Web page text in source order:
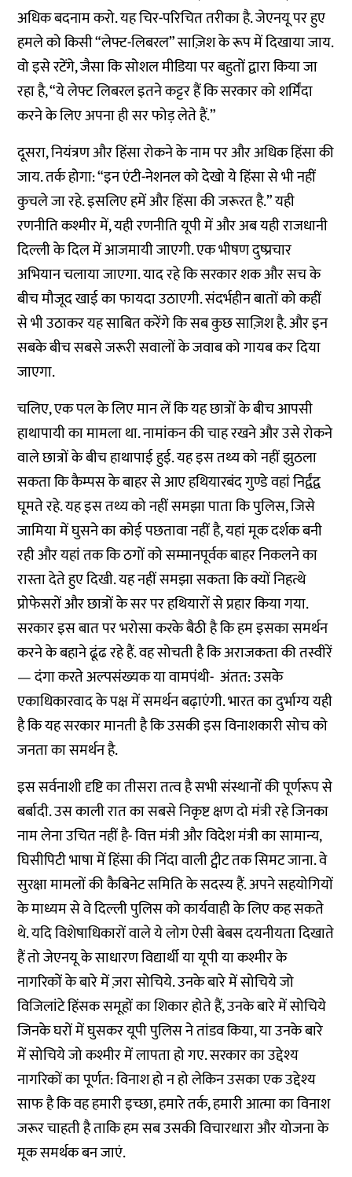
अधिक बदनाम करो. यह चिर-परिचित तरीका है. जेएनयू पर हुए
हमले को किसी “लेफ्ट-लिबरल” साज़िश के रूप में दिखाया जाय.
वो इसे रटेंगे, जैसा कि सोशल मीडिया पर बहुतों द्वारा किया जा
रहा है, “ये लेफ्ट लिबरल इतने कट्टर हैं कि सरकार को शर्मिंदा
करने के लिए अपना ही सर फोड़ लेते हैं.”
दूसरा, नियंत्रण और हिंसा रोकने के नाम पर और अधिक हिंसा की
जाय. तर्क होगा: “इन एंटी-नेशनल को देखो ये हिंसा से भी नहीं
कुचले जा रहे. इसलिए हमें और हिंसा की जरूरत है.” यही
रणनीति कश्मीर में, यही रणनीति यूपी में और अब यही राजधानी
दिल्ली के दिल में आजमायी जाएगी. एक भीषण दुष्प्रचार
अभियान चलाया जाएगा. याद रहे कि सरकार शक और सच के
बीच मौजूद खाई का फायदा उठाएगी. संदर्भहीन बातों को कहीं
से भी उठाकर यह साबित करेंगे कि सब कुछ साज़िश है. और इन
सबके बीच सबसे जरूरी सवालों के जवाब को गायब कर दिया
जाएगा.
चलिए, एक पल के लिए मान लें कि यह छात्रों के बीच आपसी
हाथापायी का मामला था. नामांकन की चाह रखने और उसे रोकने
वाले छात्रों के बीच हाथापाई हुई. यह इस तथ्य को नहीं झुठला
सकता कि कैम्पस के बाहर से आए हथियारबंद गुण्डे वहां निर्द्वंद्व
घूमते रहे. यह इस तथ्य को नहीं समझा पाता कि पुलिस, जिसे
जामिया में घुसने का कोई पछतावा नहीं है, यहां मूक दर्शक बनी
रही और यहां तक कि ठगों को सम्मानपूर्वक बाहर निकलने का
रास्ता देते हुए दिखी. यह नहीं समझा सकता कि क्यों निहत्थे
प्रोफेसरों और छात्रों के सर पर हथियारों से प्रहार किया गया.
सरकार इस बात पर भरोसा करके बैठी है कि हम इसका समर्थन
करने के बहाने ढूंढ रहे हैं. वह सोचती है कि अराजकता की तस्वीरें
— दंगा करते अल्पसंख्यक या वामपंथी- अंतत: उसके
एकाधिकारवाद के पक्ष में समर्थन बढ़ाएंगी. भारत का दुर्भाग्य यही
है कि यह सरकार मानती है कि उसकी इस विनाशकारी सोच को
जनता का समर्थन है.
इस सर्वनाशी दृष्टि का तीसरा तत्व है सभी संस्थानों की पूर्णरूप से
बर्बादी. उस काली रात का सबसे निकृष्ट क्षण दो मंत्री रहे जिनका
नाम लेना उचित नहीं है- वित्त मंत्री और विदेश मंत्री का सामान्य,
घिसीपिटी भाषा में हिंसा की निंदा वाली ट्वीट तक सिमट जाना. वे
सुरक्षा मामलों की कैबिनेट समिति के सदस्य हैं. अपने सहयोगियों
के माध्यम से वे दिल्ली पुलिस को कार्यवाही के लिए कह सकते
थे. यदि विशेषाधिकारों वाले ये लोग ऐसी बेबस दयनीयता दिखाते
हैं तो जेएनयू के साधारण विद्यार्थी या यूपी या कश्मीर के
नागरिकों के बारे में ज़रा सोचिये. उनके बारे में सोचिये जो
विजिलांटे हिंसक समूहों का शिकार होते हैं, उनके बारे में सोचिये
जिनके घरों में घुसकर यूपी पुलिस ने तांडव किया, या उनके बारे
में सोचिये जो कश्मीर में लापता हो गए. सरकार का उद्देश्य
नागरिकों का पूर्णत: विनाश हो न हो लेकिन उसका एक उद्देश्य
साफ है कि वह हमारी इच्छा, हमारे तर्क, हमारी आत्मा का विनाश
जरूर चाहती है ताकि हम सब उसकी विचारधारा और योजना के
मूक समर्थक बन जाएं.